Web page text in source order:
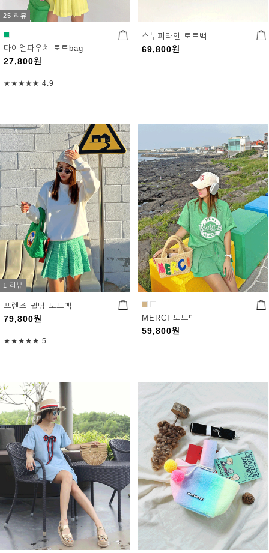
25 리뷰
다이얼파우치 토트bag
27,800원
★★★★★ 4.9
스누피라인 토트백
69,800원
1 리뷰
프렌즈 퀼팅 토트백
79,800원
★★★★★ 5
MERCI 토트백
59,800원